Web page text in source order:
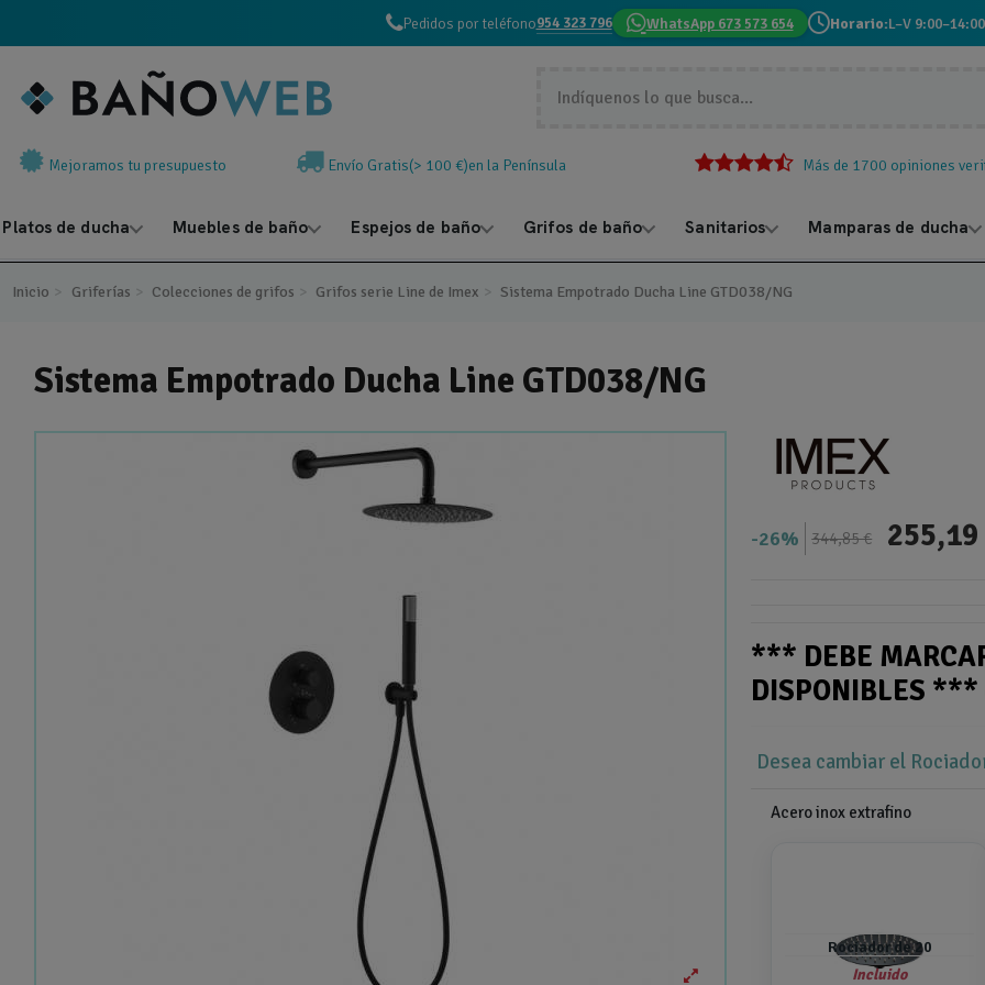
Pedidos por teléfono954 323 796 WhatsApp 673 573 654 Horario:L–V 9:00–14:00
Mejoramos tu presupuesto Envío Gratis(> 100 €)en la Península Más de 1700 opiniones
Platos de ducha Muebles de baño Espejos de baño Grifos de baño Sanitarios Mamparas de ducha
Inicio Griferías Colecciones de grifos Grifos serie Line de Imex Sistema Empotrado Ducha Line GTD038/NG
Sistema Empotrado Ducha Line GTD038/NG
26% 344,85 € 255,19
*** DEBE
DISPONIBLES ***
Desea cambiar el
Acero inox extrafino
Rociador de 20
Incluido